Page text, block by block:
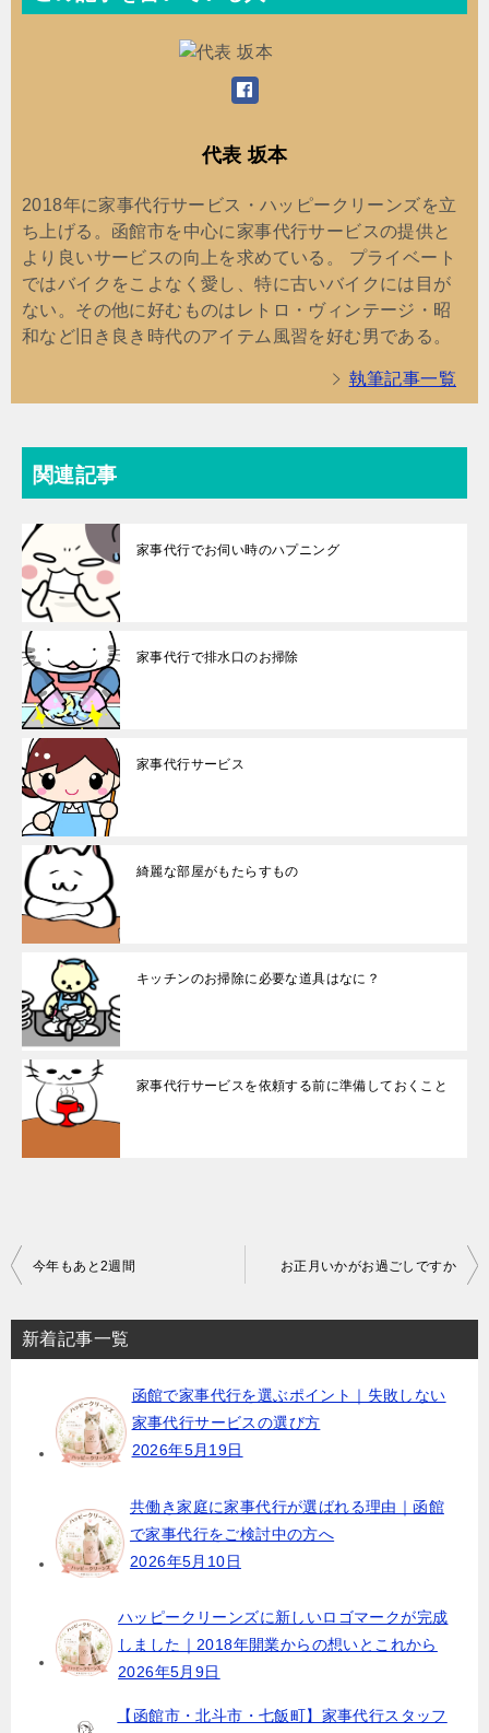
代表 坂本
2018年に家事代行サービス・ハッピークリーンズを立
ち上げる。函館市を中心に家事代行サービスの提供と
より良いサービスの向上を求めている。 プライベート
ではバイクをこよなく愛し、特に古いバイクには目が
ない。その他に好むものはレトロ・ヴィンテージ・昭
和など旧き良き時代のアイテム風習を好む男である。
執筆記事一覧
関連記事
家事代行でお伺い時のハプニング
家事代行で排水口のお掃除
家事代行サービス
綺麗な部屋がもたらすもの
キッチンのお掃除に必要な道具はなに？
家事代行サービスを依頼する前に準備しておくこと
投
ナ
ビ
今年もあと2週間 お正月いかがお過ごしですか
新着記事一覧
函館で家事代行を選ぶポイント｜失敗しない
家事代行サービスの選び方
2026年5月19日
共働き家庭に家事代行が選ばれる理由｜函館
で家事代行をご検討中の方へ
2026年5月10日
ハッピークリーンズに新しいロゴマークが完成
しました｜2018年開業からの想いとこれから
2026年5月9日
【函館市・北斗市・七飯町】家事代行スタッフ